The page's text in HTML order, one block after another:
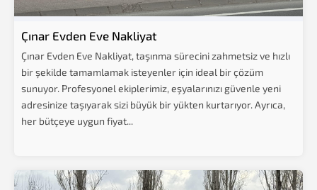
Çınar Evden Eve Nakliyat
Çınar Evden Eve Nakliyat, taşınma sürecini zahmetsiz ve hızlı
bir şekilde tamamlamak isteyenler için ideal bir çözüm
sunuyor. Profesyonel ekiplerimiz, eşyalarınızı güvenle yeni
adresinize taşıyarak sizi büyük bir yükten kurtarıyor. Ayrıca,
her bütçeye uygun fiyat...